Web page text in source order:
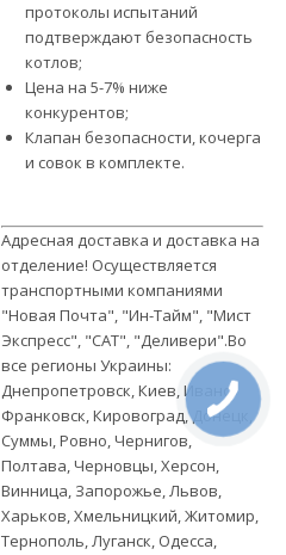
протоколы испытаний
подтверждают безопасность
котлов;
Цена на 5-7% ниже
конкурентов;
Клапан безопасности, кочерга
и совок в комплекте.
Адресная доставка и доставка на
отделение! Осуществляется
транспортными компаниями
"Новая Почта", "Ин-Тайм", "Мист
Экспресс", "САТ", "Деливери".Во
все регионы Украины:
Днепропетровск, Киев, Ивано-
Франковск, Кировоград, Донецк,
Суммы, Ровно, Чернигов,
Полтава, Черновцы, Херсон,
Винница, Запорожье, Львов,
Харьков, Хмельницкий, Житомир,
Тернополь, Луганск, Одесса,